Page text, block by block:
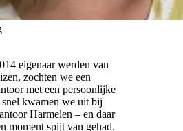
eigenaar werden van
zochten we een
met een persoonlijke
kwamen we uit bij
Harmelen – en daar
moment spijt van gehad.